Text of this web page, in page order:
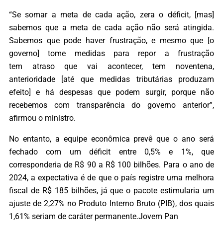
“Se somar a meta de cada ação, zera o déficit, [mas]
sabemos que a meta de cada ação não será atingida.
Sabemos que pode haver frustração, e mesmo que [o
governo] tome medidas para repor a frustração
tem atraso que vai acontecer, tem noventena,
anterioridade [até que medidas tributárias produzam
efeito] e há despesas que podem surgir, porque não
recebemos com transparência do governo anterior”,
afirmou o ministro.
No entanto, a equipe econômica prevê que o ano será
fechado com um déficit entre 0,5% e 1%, que
corresponderia de R$ 90 a R$ 100 bilhões. Para o ano de
2024, a expectativa é de que o país registre uma melhora
fiscal de R$ 185 bilhões, já que o pacote estimularia um
ajuste de 2,27% no Produto Interno Bruto (PIB), dos quais
1,61% seriam de caráter permanente.Jovem Pan